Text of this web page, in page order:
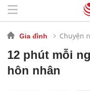
Gia đình Chuyện
12 phút mỗi
hôn nhân